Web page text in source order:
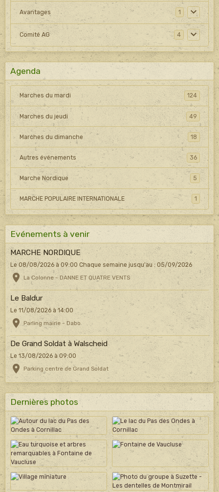
Avantages 1
Comité AG 4
Agenda
Marches du mardi 124
Marches du jeudi 49
Marches du dimanche 18
Autres événements 36
Marche Nordique 5
MARCHE POPULAIRE INTERNATIONALE 1
Evénements à venir
MARCHE NORDIQUE
Le 08/08/2026 à 09:00 Chaque semaine jusqu'au : 05/09/2026
La Colonne - DANNE ET QUATRE VENTS
Le Baldur
Le 11/08/2026 à 14:00
Parling mairie - Dabo
De Grand Soldat à Walscheid
Le 13/08/2026 à 09:00
Parking centre de Grand Soldat
Dernières photos